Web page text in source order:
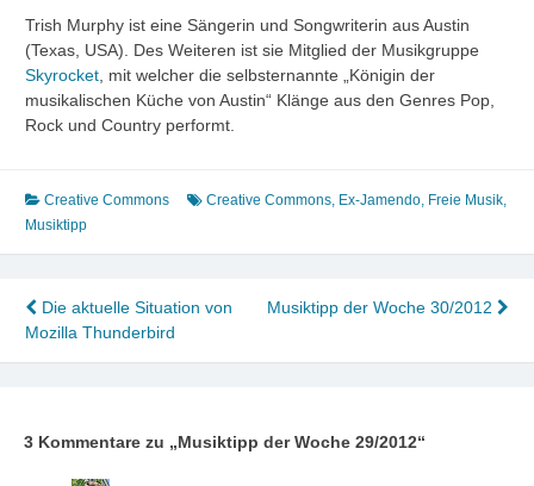
Trish Murphy ist eine Sängerin und Songwriterin aus Austin
(Texas, USA). Des Weiteren ist sie Mitglied der Musikgruppe
Skyrocket , mit welcher die selbsternannte „Königin der
musikalischen Küche von Austin“ Klänge aus den Genres Pop,
Rock und Country performt.
Creative Commons Creative Commons, Ex-Jamendo, Freie Musik,
Musiktipp
Beitragsnavigation
Die aktuelle Situation von
Mozilla Thunderbird
Musiktipp der Woche 30/2012
3 Kommentare zu „Musiktipp der Woche 29/2012“